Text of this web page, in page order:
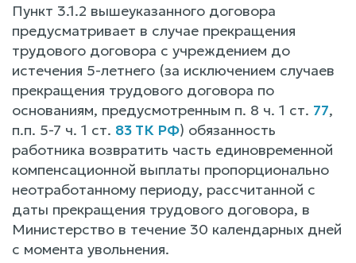
Пункт 3.1.2 вышеуказанного договора
предусматривает в случае прекращения
трудового договора с учреждением до
истечения 5-летнего (за исключением случаев
прекращения трудового договора по
основаниям, предусмотренным п. 8 ч. 1 ст. 77,
п.п. 5-7 ч. 1 ст. 83 ТК РФ) обязанность
работника возвратить часть единовременной
компенсационной выплаты пропорционально
неотработанному периоду, рассчитанной с
даты прекращения трудового договора, в
Министерство в течение 30 календарных дней
с момента увольнения.